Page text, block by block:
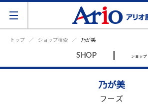
トップ ショップ検索 乃が美
SHOP | ショップ
乃が美
フーズ